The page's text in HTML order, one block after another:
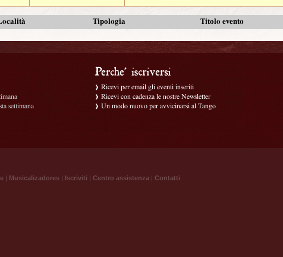
Tipologia Titolo evento
settimana
Ricevi per email gli eventi inseriti
Ricevi con cadenza le nostre Newsletter
Un modo nuovo per avvicinarsi al Tango
| Musicalizadores | Iscriviti | Centro assistenza | Contatti